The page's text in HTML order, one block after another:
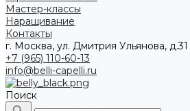
Мастер-классы
Наращивание
Контакты
г. Москва, ул. Дмитрия Ульянова, д.31
+7 (965) 110-60-13
info@belli-capelli.ru
Поиск